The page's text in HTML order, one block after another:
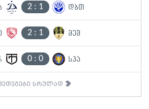
2: 1 დბთ
2: 1 მეშ
0: 0 სპა
სრულად